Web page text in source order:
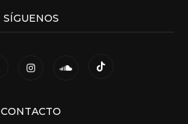
SÍGUENOS
CONTACTO